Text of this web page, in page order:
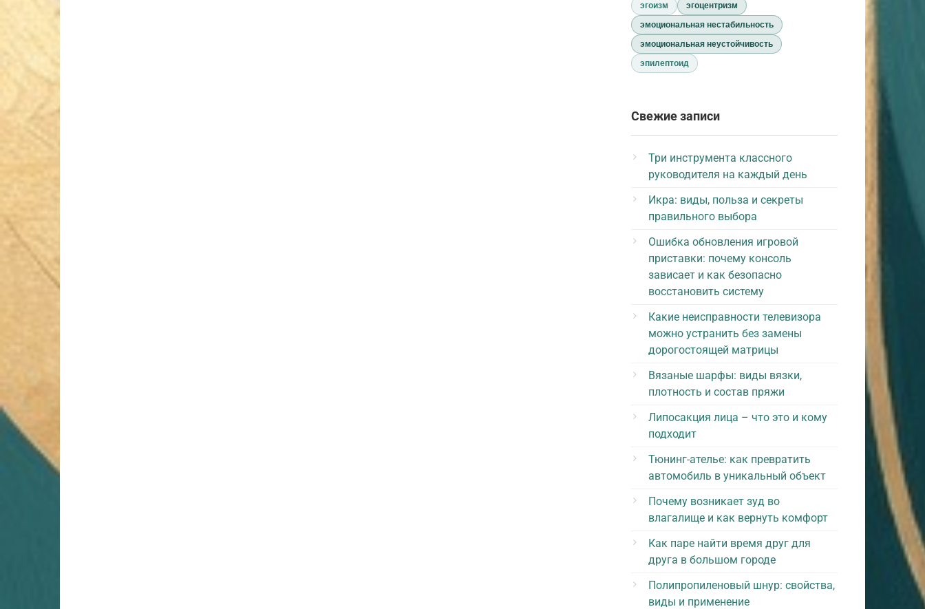
эгоизм
эгоцентризм
эмоциональная нестабильность
эмоциональная неустойчивость
эпилептоид
Свежие записи
Три инструмента классного
руководителя на каждый день
Икра: виды, польза и секреты
правильного выбора
Ошибка обновления игровой
приставки: почему консоль
зависает и как безопасно
восстановить систему
Какие неисправности телевизора
можно устранить без замены
дорогостоящей матрицы
Вязаные шарфы: виды вязки,
плотность и состав пряжи
Липосакция лица – что это и кому
подходит
Тюнинг-ателье: как превратить
автомобиль в уникальный объект
Почему возникает зуд во
влагалище и как вернуть комфорт
Как паре найти время друг для
друга в большом городе
Полипропиленовый шнур: свойства,
виды и применение